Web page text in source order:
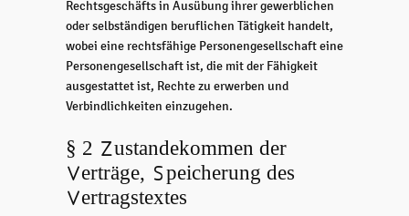
Rechtsgeschäfts in Ausübung ihrer gewerblichen
oder selbständigen beruflichen Tätigkeit handelt,
wobei eine rechtsfähige Personengesellschaft eine
Personengesellschaft ist, die mit der Fähigkeit
ausgestattet ist, Rechte zu erwerben und
Verbindlichkeiten einzugehen.
§ 2 Zustandekommen der
Verträge, Speicherung des
Vertragstextes